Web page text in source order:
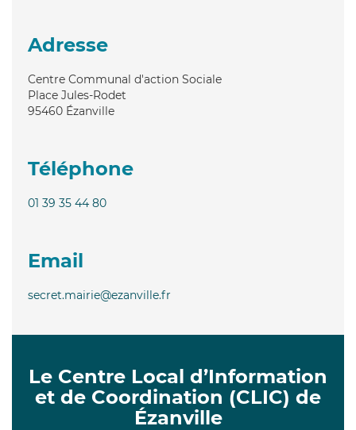
Adresse
Centre Communal d'action Sociale
Place Jules-Rodet
95460 Ézanville
Téléphone
01 39 35 44 80
Email
secret.mairie@ezanville.fr
Le Centre Local d’Information
et de Coordination (CLIC) de
Ézanville